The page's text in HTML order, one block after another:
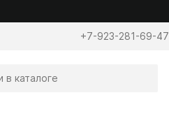
+7-923-281-69-47